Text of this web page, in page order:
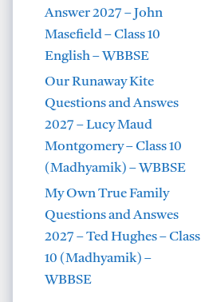
Answer 2027 – John
Masefield – Class 10
English – WBBSE
Our Runaway Kite
Questions and Answes
2027 – Lucy Maud
Montgomery – Class 10
(Madhyamik) – WBBSE
My Own True Family
Questions and Answes
2027 – Ted Hughes – Class
10 (Madhyamik) –
WBBSE